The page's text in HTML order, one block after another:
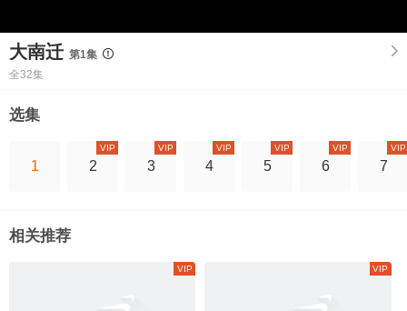
大南迁 第1集
全32集
选集
1 2
VIP
3
VIP
4
VIP
5
VIP
6
VIP
7
VIP
相关推荐